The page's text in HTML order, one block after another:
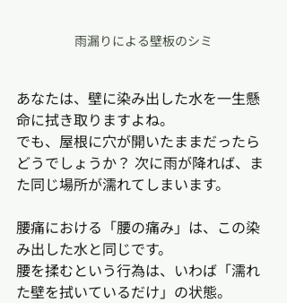
雨漏りによる壁板のシミ
あなたは、壁に染み出した水を一生懸
命に拭き取りますよね。
でも、屋根に穴が開いたままだったら
どうでしょうか？ 次に雨が降れば、ま
た同じ場所が濡れてしまいます。
腰痛における「腰の痛み」は、この染
み出した水と同じです。
腰を揉むという行為は、いわば「濡れ
た壁を拭いているだけ」の状態。